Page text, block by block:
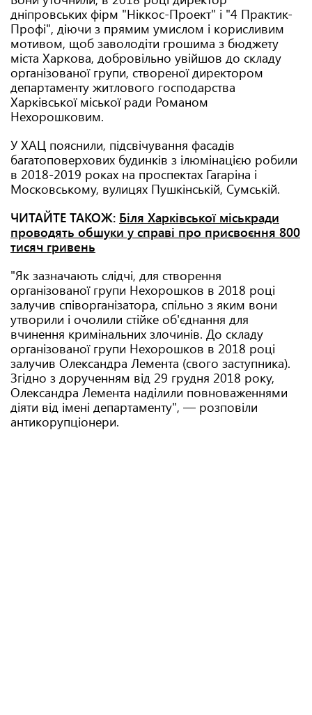
дніпровських фірм "Ніккос-Проект" і "4 Практик-
Профі", діючи з прямим умислом і корисливим
мотивом, щоб заволодіти грошима з бюджету
міста Харкова, добровільно увійшов до складу
організованої групи, створеної директором
департаменту житлового господарства
Харківської міської ради Романом
Нехорошковим.
У ХАЦ пояснили, підсвічування фасадів
багатоповерхових будинків з ілюмінацією робили
в 2018-2019 роках на проспектах Гагаріна і
Московському, вулицях Пушкінській, Сумській.
ЧИТАЙТЕ ТАКОЖ: Біля Харківської міськради
проводять обшуки у справі про присвоєння 800
тисяч гривень
"Як зазначають слідчі, для створення
організованої групи Нехорошков в 2018 році
залучив співорганізатора, спільно з яким вони
утворили і очолили стійке об'єднання для
вчинення кримінальних злочинів. До складу
організованої групи Нехорошков в 2018 році
залучив Олександра Лемента (свого заступника).
Згідно з дорученням від 29 грудня 2018 року,
Олександра Лемента наділили повноваженнями
діяти від імені департаменту", — розповіли
антикорупціонери.